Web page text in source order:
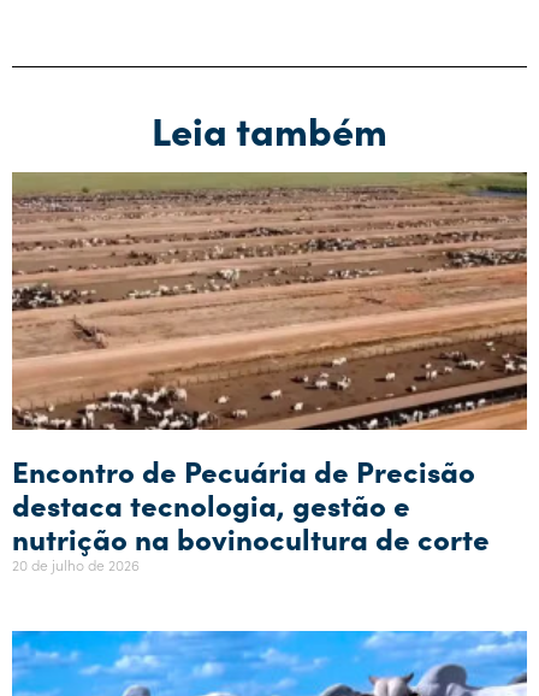
Leia também
Encontro de Pecuária de Precisão
destaca tecnologia, gestão e
nutrição na bovinocultura de corte
20 de julho de 2026